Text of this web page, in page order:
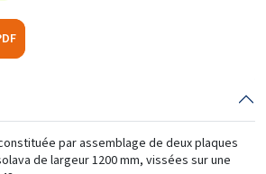
par assemblage de deux plaques
de largeur 1200 mm, vissées sur une